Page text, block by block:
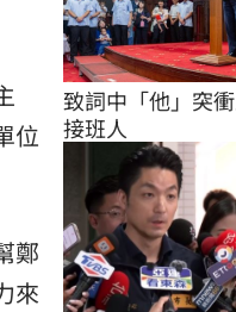
位
鄭
來
致詞中「他」突
接班人